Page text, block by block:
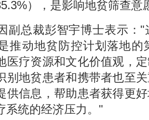
），是影响地贫筛查意
总裁彭智宇博士表示："
推动地贫防控计划落地的
医疗资源和文化价值观，
别地贫患者和携带者也至
供信息，帮助患者获得更
系统的经济压力。"